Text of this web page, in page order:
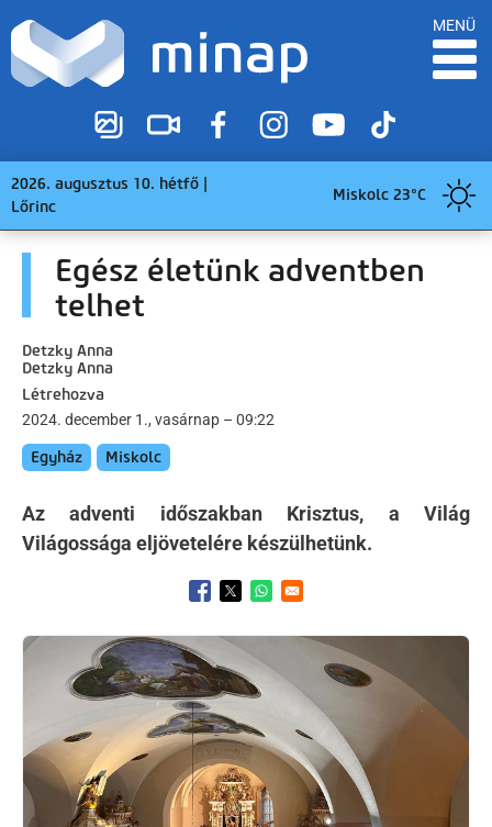
MENÜ
2026. augusztus 10. hétfő |
Lőrinc
Miskolc 23°C
Egész életünk adventben
telhet
Detzky Anna
Detzky Anna
Létrehozva
2024. december 1., vasárnap – 09:22
Egyház Miskolc
Az adventi időszakban Krisztus, a Világ
Világossága eljövetelére készülhetünk.
Opens in a new window
Opens in a new window
Opens in a new window
Kép